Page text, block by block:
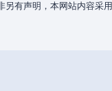
另有声明，本网站内容采用